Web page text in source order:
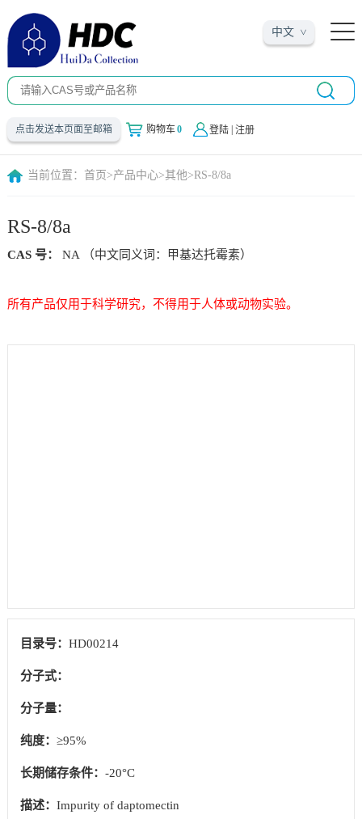
中文
点击发送本页面至邮箱 购物车0 登陆| 注册
当前位置： 首页 >产品中心>其他>RS-8/8a
RS-8/8a
CAS 号： NA （中文同义词：甲基达托霉素）
所有产品仅用于科学研究，不得用于人体或动物实验。
目录号： HD00214
分子式：
分子量：
纯度： ≥95%
长期储存条件： -20°C
描述： Impurity of daptomectin